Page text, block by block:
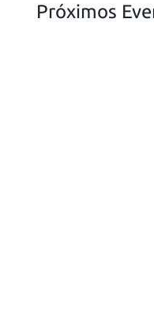
Próximos